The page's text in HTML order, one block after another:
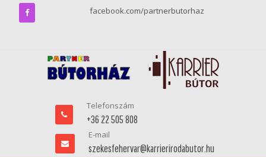
facebook.com/partnerbutorhaz
Telefonszám
+36 22 505 808
E-mail
szekesfehervar@karrierirodabutor.hu